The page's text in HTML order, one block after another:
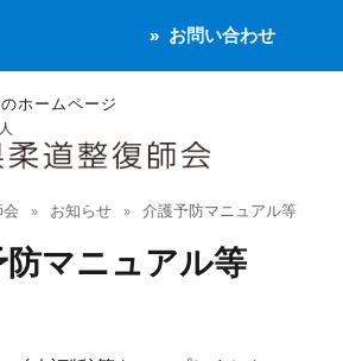
ホームページ
お問い合わせ
会 お知らせ 介護予防マニュアル等
防マニュアル等